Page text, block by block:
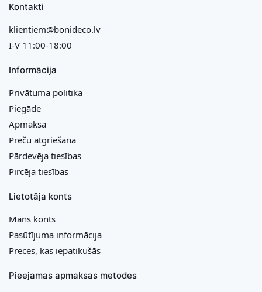
Kontakti
klientiem@bonideco.lv
I-V 11:00-18:00
Informācija
Privātuma politika
Piegāde
Apmaksa
Preču atgriešana
Pārdevēja tiesības
Pircēja tiesības
Lietotāja konts
Mans konts
Pasūtījuma informācija
Preces, kas iepatikušās
Pieejamas apmaksas metodes